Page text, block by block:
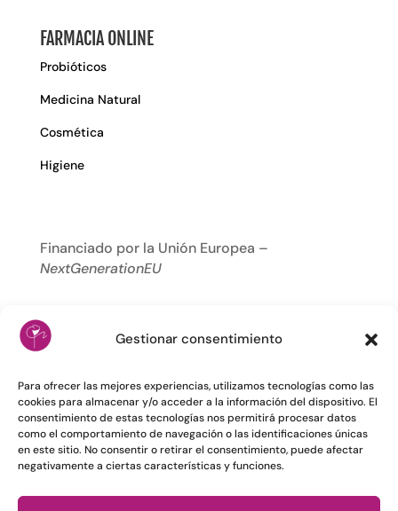
Gestionar consentimiento
Para ofrecer las mejores experiencias, utilizamos tecnologías como las
cookies para almacenar y/o acceder a la información del dispositivo. El
consentimiento de estas tecnologías nos permitirá procesar datos
como el comportamiento de navegación o las identificaciones únicas
en este sitio. No consentir o retirar el consentimiento, puede afectar
negativamente a ciertas características y funciones.
FARMACIA ONLINE
Probióticos
Medicina Natural
Cosmética
Higiene
Financiado por la Unión Europea –
NextGenerationEU